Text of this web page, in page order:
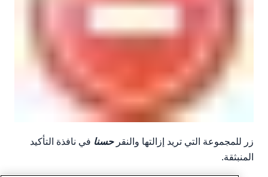
زر للمجموعة التي تريد إزالتها والنقرحسنا في نافذة التأكيد
المنبثقة.